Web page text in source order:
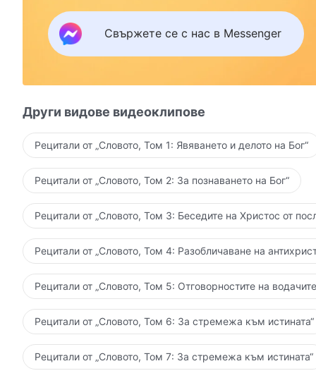
Колкото повече човек получава този вид
толкова повече сърцето му може да бъде наранено
Човекът няма дух, т.е. духът му е умрял отдавна
и той не знае, че има Небе, не знае, че има Бог,
и със сигурност не знае, че се бори в бездната на
как би могъл да знае, че живее в този зъл ад на
Откъде би могъл да знае, че този негов разлагащ
чрез покварата на Сатана е попаднал в Хадес на
Как би могъл да знае, че всичко на земята
отдавна е разрушено от човечеството и не
Господ със семейството си и да намерите
безопасност под Божията закрила, кликнете
върху Messenger, за да се присъедините към
Свържете се с нас в Messenger
Други видове видеоклипове
Рецитали от „Словото, Том 1: Явяването и делото на Бог“
Рецитали от „Словото, Том 2: За познаването на Бог“
Рецитали от „Словото, Том 3: Беседите на Христос от
Рецитали от „Словото, Том 4: Разобличаване на
Рецитали от „Словото, Том 5: Отговорностите на
Рецитали от „Словото, Том 6: За стремежа към истината“
Рецитали от „Словото, Том 7: За стремежа към истината“